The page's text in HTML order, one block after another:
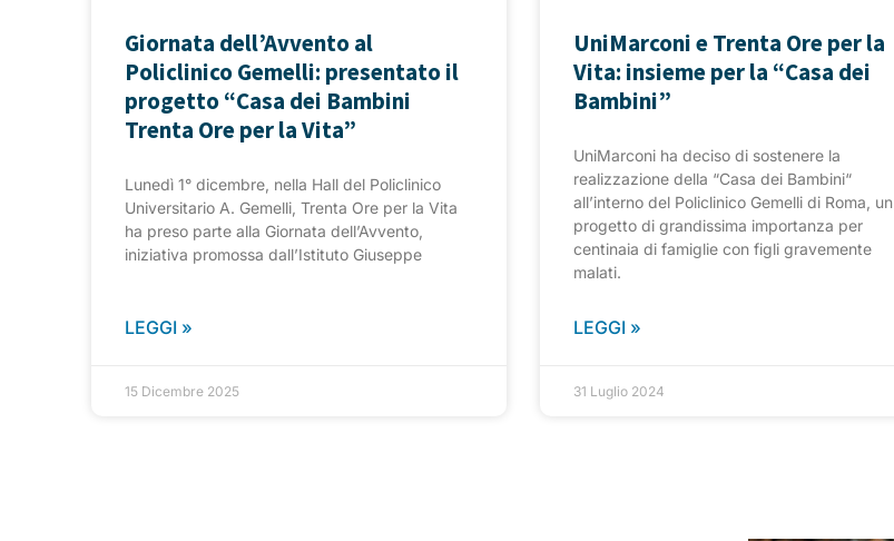
Giornata dell’Avvento al
Policlinico Gemelli: presentato il
progetto “Casa dei Bambini
Trenta Ore per la Vita”
Lunedì 1° dicembre, nella Hall del Policlinico
Universitario A. Gemelli, Trenta Ore per la Vita
ha preso parte alla Giornata dell’Avvento,
iniziativa promossa dall’Istituto Giuseppe
LEGGI »
15 Dicembre 2025
UniMarconi e Trenta Ore per la
Vita: insieme per la “Casa dei
Bambini”
UniMarconi ha deciso di sostenere la
realizzazione della “Casa dei Bambini“
all’interno del Policlinico Gemelli di Roma, un
progetto di grandissima importanza per
centinaia di famiglie con figli gravemente
malati.
LEGGI »
31 Luglio 2024